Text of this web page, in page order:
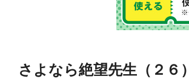
さよなら絶望先生（２６）